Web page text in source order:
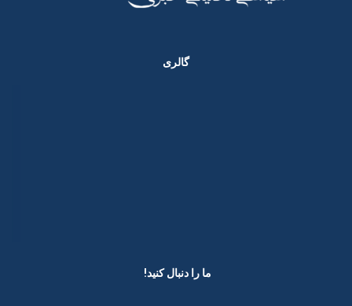
گالری
ما را دنبال کنید! ​